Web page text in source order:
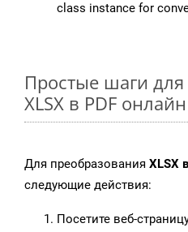
class instance for
Простые шаги
XLSX в PDF онлайн
Для преобразования XLSX
следующие действия:
Посетите веб-